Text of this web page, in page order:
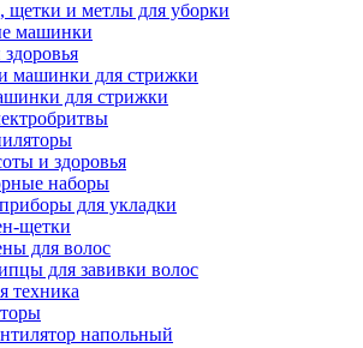
и метлы для уборки
машинки
машинки для стрижки
для стрижки
и здоровья
наборы
для укладки
щетки
для волос
для завивки волос
техника
напольный